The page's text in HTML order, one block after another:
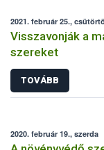
2021. február 25.,
Visszavonják a
szereket
TOVÁBB
2020. február 19., szerda